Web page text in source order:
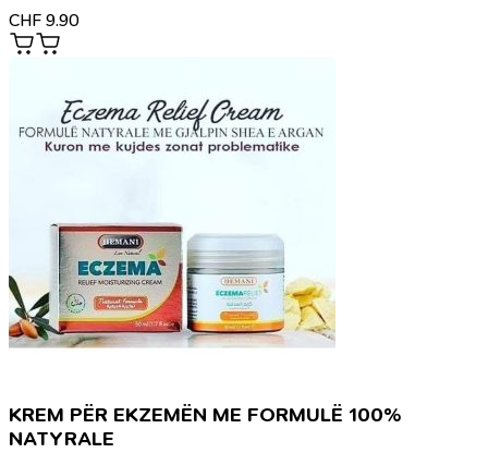
CHF 9.90
KREM PËR EKZEMËN ME FORMULË 100%
NATYRALE